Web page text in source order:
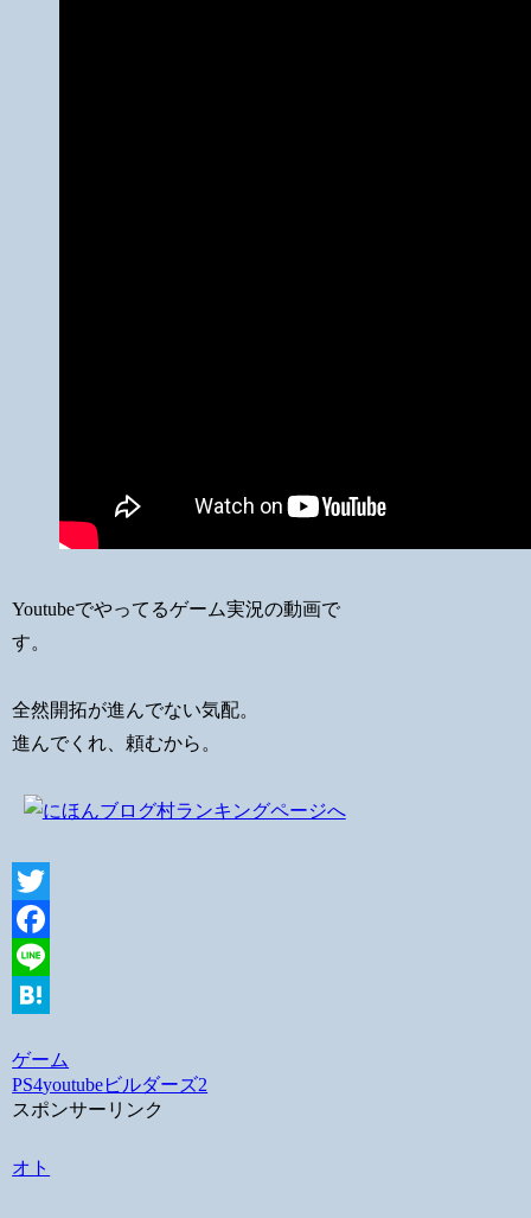
Youtubeでやってるゲーム実況の動画で
す。
全然開拓が進んでない気配。
進んでくれ、頼むから。
Twitter
Facebook
Line
ゲーム
PS4youtubeビルダーズ2
スポンサーリンク
オト